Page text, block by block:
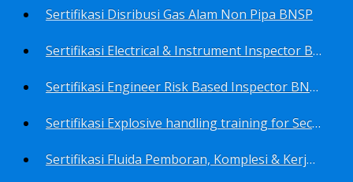
Sertifikasi Disribusi Gas Alam Non Pipa BNSP
Sertifikasi Electrical & Instrument Inspector BNSP
Sertifikasi Engineer Risk Based Inspector BNSP
Sertifikasi Explosive handling training for Security staffs BNSP
Sertifikasi Fluida Pemboran, Komplesi & Kerja Ulang Sumur BNSP